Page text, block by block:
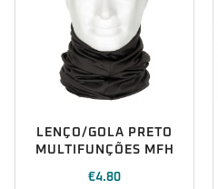
LENÇO/GOLA PRETO
MULTIFUNÇÕES MFH
€4.80